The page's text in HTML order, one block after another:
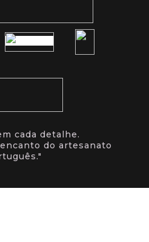
cada detalhe.
do artesanato